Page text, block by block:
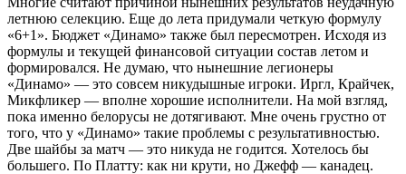
летнюю селекцию. Еще до лета придумали четкую формулу
«6+1». Бюджет «Динамо» также был пересмотрен. Исходя из
формулы и текущей финансовой ситуации состав летом и
формировался. Не думаю, что нынешние легионеры
«Динамо» — это совсем никудышные игроки. Иргл, Крайчек,
Микфликер — вполне хорошие исполнители. На мой взгляд,
пока именно белорусы не дотягивают. Мне очень грустно от
того, что у «Динамо» такие проблемы с результативностью.
Две шайбы за матч — это никуда не годится. Хотелось бы
большего. По Платту: как ни крути, но Джефф — канадец.